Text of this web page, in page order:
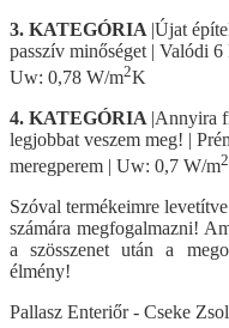
3. KATEGÓRIA |Újat
passzív minőséget | Valódi
Uw: 0,78 W/m2K
4. KATEGÓRIA |Annyira
legjobbat veszem meg! |
meregperem | Uw: 0,7 W/m2
Szóval termékeimre
számára megfogalmazni!
a szösszenet után a
élmény!
Pallasz Enteriőr - Cseke